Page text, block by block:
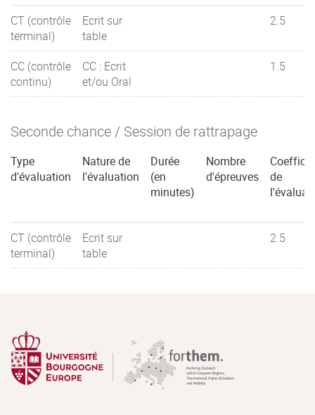
CT (contrôle
terminal)
Ecrit sur
table
2.5
CC (contrôle
continu)
CC : Ecrit
et/ou Oral
1.5
Seconde chance / Session de rattrapage
Type
d'évaluation
Nature de
l'évaluation
Durée
(en
minutes)
Nombre
d'épreuves
de
CT (contrôle
terminal)
Ecrit sur
table
2.5